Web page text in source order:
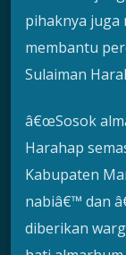
pihaknya juga
membantu
Sulaiman
â€œSosok
Harahap
Kabupaten
nabiâ€™ dan
diberikan